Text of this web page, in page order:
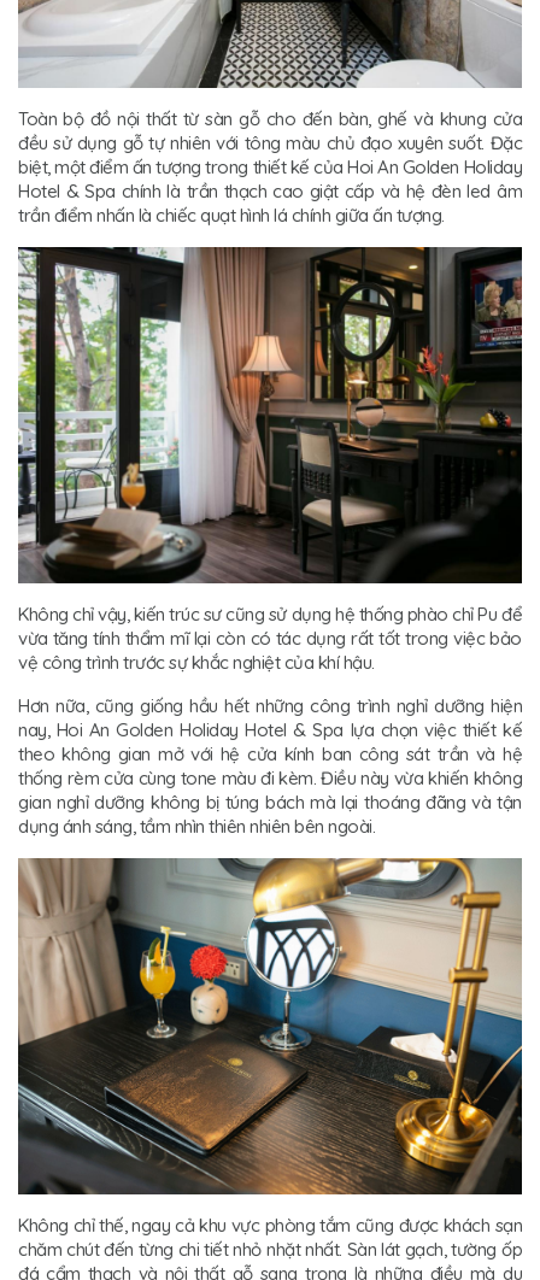
Toàn bộ đồ nội thất từ sàn gỗ cho đến bàn, ghế và khung cửa
đều sử dụng gỗ tự nhiên với tông màu chủ đạo xuyên suốt. Đặc
biệt, một điểm ấn tượng trong thiết kế của Hoi An Golden Holiday
Hotel & Spa chính là trần thạch cao giật cấp và hệ đèn led âm
trần điểm nhấn là chiếc quạt hình lá chính giữa ấn tượng.
Không chỉ vậy, kiến trúc sư cũng sử dụng hệ thống phào chỉ Pu để
vừa tăng tính thẩm mĩ lại còn có tác dụng rất tốt trong việc bảo
vệ công trình trước sự khắc nghiệt của khí hậu.
Hơn nữa, cũng giống hầu hết những công trình nghỉ dưỡng hiện
nay, Hoi An Golden Holiday Hotel & Spa lựa chọn việc thiết kế
theo không gian mở với hệ cửa kính ban công sát trần và hệ
thống rèm cửa cùng tone màu đi kèm. Điều này vừa khiến không
gian nghỉ dưỡng không bị túng bách mà lại thoáng đãng và tận
dụng ánh sáng, tầm nhìn thiên nhiên bên ngoài.
Không chỉ thế, ngay cả khu vực phòng tắm cũng được khách sạn
chăm chút đến từng chi tiết nhỏ nhặt nhất. Sàn lát gạch, tường ốp
đá cẩm thạch và nội thất gỗ sang trọng là những điều mà du